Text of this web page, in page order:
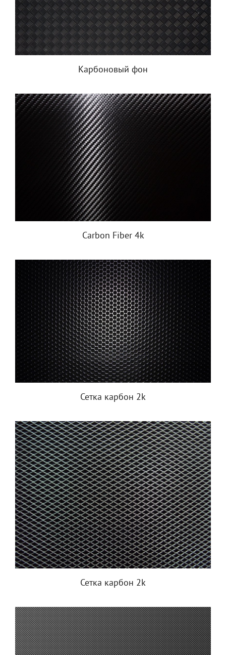
Карбоновый фон
Carbon Fiber 4k
Сетка карбон 2k
Сетка карбон 2k